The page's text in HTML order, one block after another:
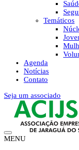
Temáticos
Agenda
Notícias
Contato
Seja um associado
MENU